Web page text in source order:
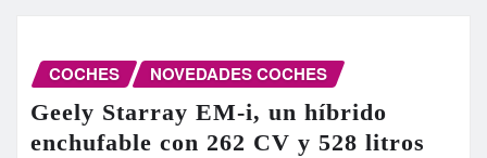
COCHES NOVEDADES COCHES
Geely Starray EM-i, un híbrido
enchufable con 262 CV y 528 litros